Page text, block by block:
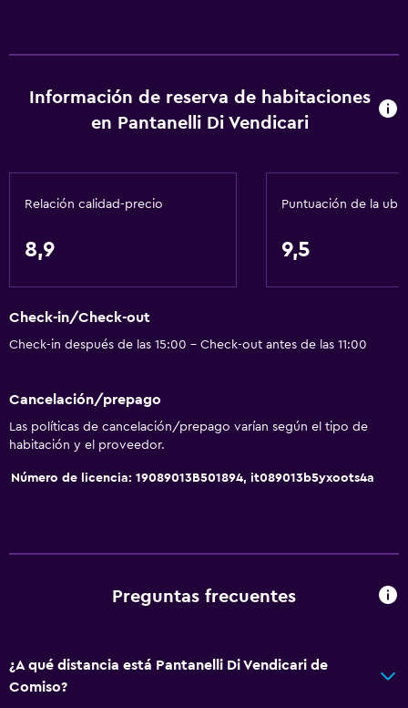
Almuerzos para llevar
Restaurante
La comida se puede entregar en el alojamiento
Cafetera
Accesibilidad y adecuación
Habitaciones para no fumadores disponibles
Inodoro con barras de apoyo
Baño
Información de reserva de habitaciones
en Pantanelli Di Vendicari
Relación calidad-precio
8,9
Puntuación de la
9,5
Check-in/Check-out
Check-in después de las 15:00 - Check-out antes de las 11:00
Cancelación/prepago
Las políticas de cancelación/prepago varían según el tipo de
habitación y el proveedor.
Número de licencia: 19089013B501894, it089013b5yxoots4a
Preguntas frecuentes
¿A qué distancia está Pantanelli Di Vendicari de
Comiso?